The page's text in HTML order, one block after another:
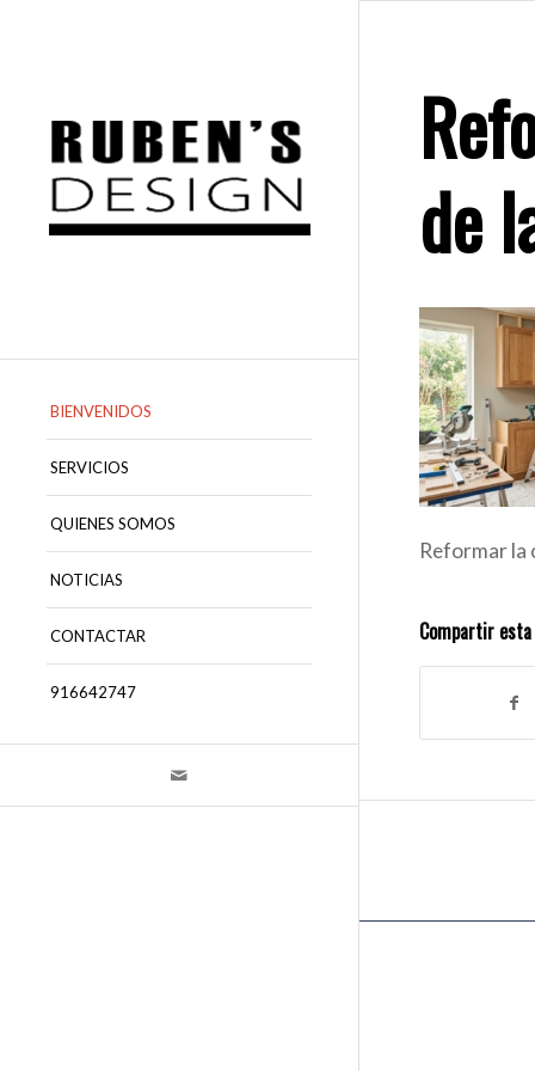
BIENVENIDOS
SERVICIOS
QUIENES SOMOS
NOTICIAS
CONTACTAR
916642747
de
Reformar la
Compartir